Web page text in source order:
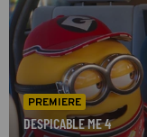
PREMIERE
DESPICABLE ME 4